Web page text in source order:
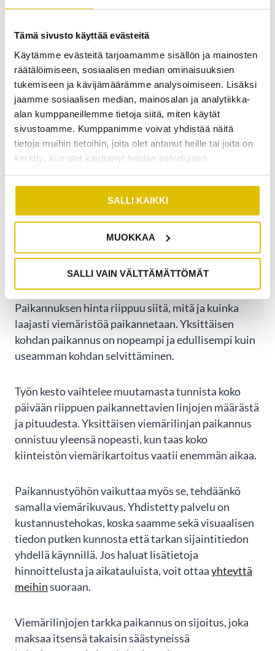
Tämä sivusto käyttää evästeitä
Käytämme evästeitä tarjoamamme sisällön ja mainosten
räätälöimiseen, sosiaalisen median ominaisuuksien
tukemiseen ja kävijämäärämme analysoimiseen. Lisäksi
jaamme sosiaalisen median, mainosalan ja analytiikka-
alan kumppaneillemme tietoja siitä, miten käytät
sivustoamme. Kumppanimme voivat yhdistää näitä
tietoja muihin tietoihin, joita olet antanut heille tai joita on
kerätty, kun olet käyttänyt heidän palvelujaan.
SALLI KAIKKI
MUOKKAA
SALLI VAIN VÄLTTÄMÄTTÖMÄT
Kiinteistökauppojen yhteydessä viemärikuvaus
tarjoaa arvokasta tietoa viemäristön kunnosta
ostajalle ja myyjälle.
Paikannus kannattaa teettää myös silloin, kun
pohjakuvat puuttuvat tai ne ovat epätarkkoja.
Vanhoissa kiinteistöissä alkuperäiset kuvat eivät
välttämättä vastaa todellista tilannetta, jos
viemäreitä on muutettu vuosien varrella.
putket on asennettu suunnitelmien mukaisesti.
MITÄ VIEMÄRILINJOJEN PAIKANNUS
MAKSAA JA KUINKA KAUAN SE
KESTÄÄ?
Paikannuksen hinta riippuu siitä, mitä ja kuinka
laajasti viemäristöä paikannetaan. Yksittäisen
kohdan paikannus on nopeampi ja edullisempi kuin
useamman kohdan selvittäminen.
Työn kesto vaihtelee muutamasta tunnista koko
päivään riippuen paikannettavien linjojen määrästä
ja pituudesta. Yksittäisen viemärilinjan paikannus
onnistuu yleensä nopeasti, kun taas koko
kiinteistön viemärikartoitus vaatii enemmän aikaa.
Paikannustyöhön vaikuttaa myös se, tehdäänkö
samalla viemärikuvaus. Yhdistetty palvelu on
kustannustehokas, koska saamme sekä visuaalisen
tiedon putken kunnosta että tarkan sijaintitiedon
yhdellä käynnillä. Jos haluat lisätietoja
hinnoittelusta ja aikatauluista, voit ottaayhteyttä
meihinsuoraan.
Viemärilinjojen tarkka paikannus on sijoitus, joka
maksaa itsensä takaisin säästyneissä